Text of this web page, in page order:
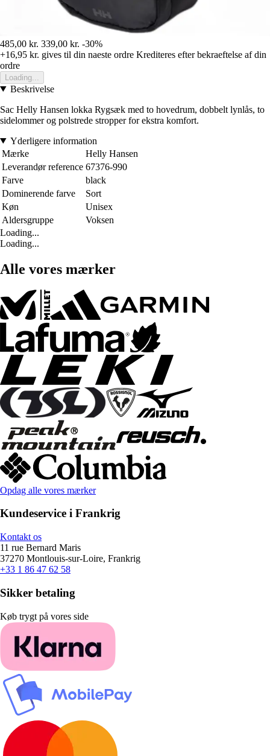
485,00 kr. 339,00 kr. -30%
+16,95 kr. gives til din naeste ordre Krediteres efter bekraeftelse af din
ordre
Loading...
Beskrivelse
Sac Helly Hansen lokka Rygsæk med to hovedrum, dobbelt lynlås, to
sidelommer og polstrede stropper for ekstra komfort.
Yderligere information
Mærke
Helly Hansen
Leverandør reference 67376-990
Farve
black
Dominerende farve
Sort
Køn
Unisex
Aldersgruppe
Voksen
Loading...
Loading...
Alle vores mærker
Opdag alle vores mærker
Kundeservice i Frankrig
Kontakt os
11 rue Bernard Maris
37270 Montlouis-sur-Loire, Frankrig
+33 1 86 47 62 58
Sikker betaling
Køb trygt på vores side